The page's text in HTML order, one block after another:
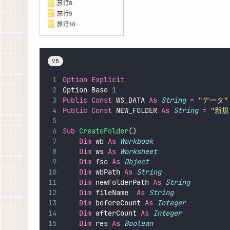
VB
Option Explicit
Option Base 1
Public Const WS_DATA As String = "データ "
Public Const NEW_FOLDER As String = "新規
Sub CreateFolder()
Dim wb As Workbook
Dim ws As Worksheet
Dim fso As Object
Dim wbPath As String
Dim newFolderPath As String
Dim fileName As String
Dim beforeCount As Integer
Dim afterCount As Integer
Dim res As Boolean